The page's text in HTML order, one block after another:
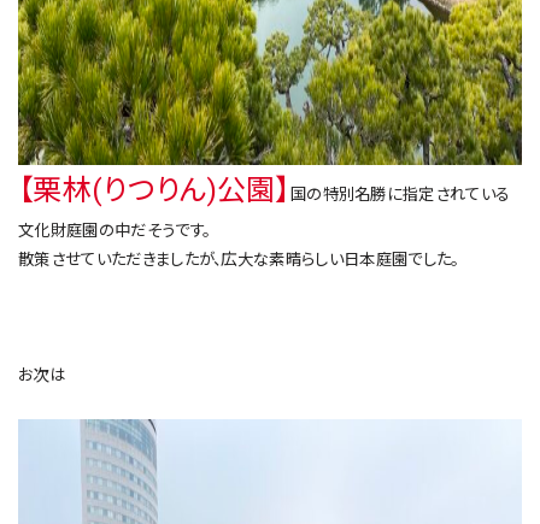
【栗林(りつりん)公園】 国の特別名勝に指定されている
文化財庭園の中だそうです。
散策させていただきましたが、広大な素晴らしい日本庭園でした。
お次は